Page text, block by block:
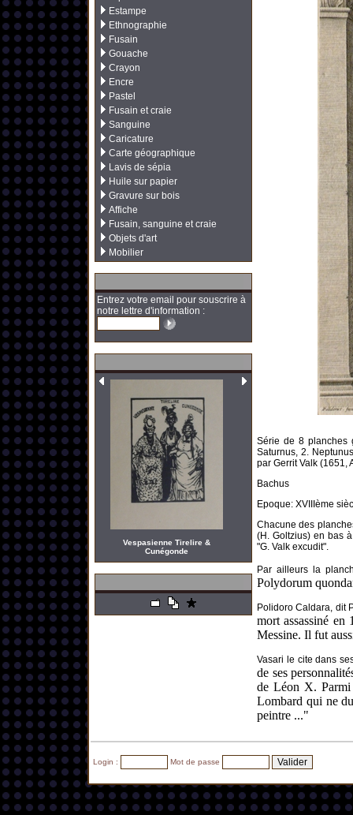
Estampe
Ethnographie
Fusain
Gouache
Crayon
Encre
Pastel
Fusain et craie
Sanguine
Caricature
Carte géographique
Lavis de sépia
Huile sur papier
Gravure sur bois
Affiche
Fusain, sanguine et craie
Objets d'art
Mobilier
Entrez votre email pour souscrire à
notre lettre d'information :
Vespasienne Tirelire &
Cunégonde
Série de 8 planches
Saturnus, 2.
par Gerrit Valk (1651,
Bachus
Epoque: XVIIIème
Chacune des
(H. Goltzius) en bas
"G. Valk excudit".
Par ailleurs la
Polydorum
Polidoro Caldara, dit
mort assassiné
Messine. Il fut
Vasari le cite dans
de ses
de Léon X.
Lombard qui ne
peintre ..."
Login : Mot de passe